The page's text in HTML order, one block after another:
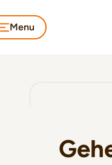
Menu